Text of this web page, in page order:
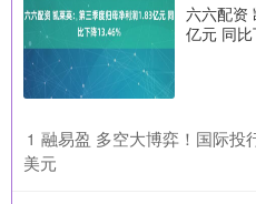
六六配资
亿元 同
1 融易盈 多空大博弈！国际投
美元